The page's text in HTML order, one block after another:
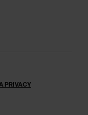
PRIVACY